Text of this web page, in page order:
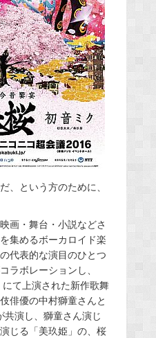
、という方のために、
画・舞台・小説などさ
集めるボーカロイド楽
代表的な演目のひとつ
ラボレーションし、
にて上演された新作歌舞
俳優の中村獅童さんと
共演し、獅童さん演じ
じる「美玖姫」の、桜